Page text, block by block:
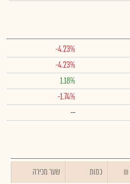
-4.23%
-4.23%
1.18%
-1.74%
--
כמות
שער מכירה